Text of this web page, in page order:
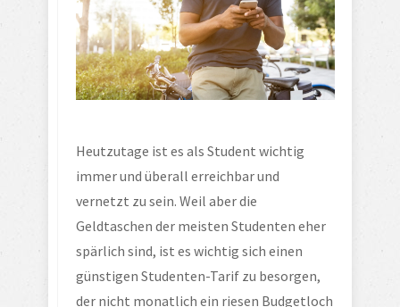
Heutzutage ist es als Student wichtig
immer und überall erreichbar und
vernetzt zu sein. Weil aber die
Geldtaschen der meisten Studenten eher
spärlich sind, ist es wichtig sich einen
günstigen Studenten-Tarif zu besorgen,
der nicht monatlich ein riesen Budgetloch